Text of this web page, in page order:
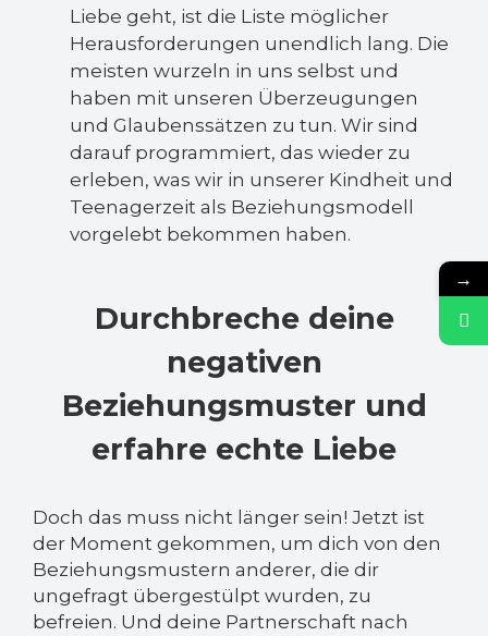
Liebe geht, ist die Liste möglicher
Herausforderungen unendlich lang. Die
meisten wurzeln in uns selbst und
haben mit unseren Überzeugungen
und Glaubenssätzen zu tun. Wir sind
darauf programmiert, das wieder zu
erleben, was wir in unserer Kindheit und
Teenagerzeit als Beziehungsmodell
vorgelebt bekommen haben.
Durchbreche deine
negativen
Beziehungsmuster und
erfahre echte Liebe
Doch das muss nicht länger sein! Jetzt ist
der Moment gekommen, um dich von den
Beziehungsmustern anderer, die dir
ungefragt übergestülpt wurden, zu
befreien. Und deine Partnerschaft nach
→